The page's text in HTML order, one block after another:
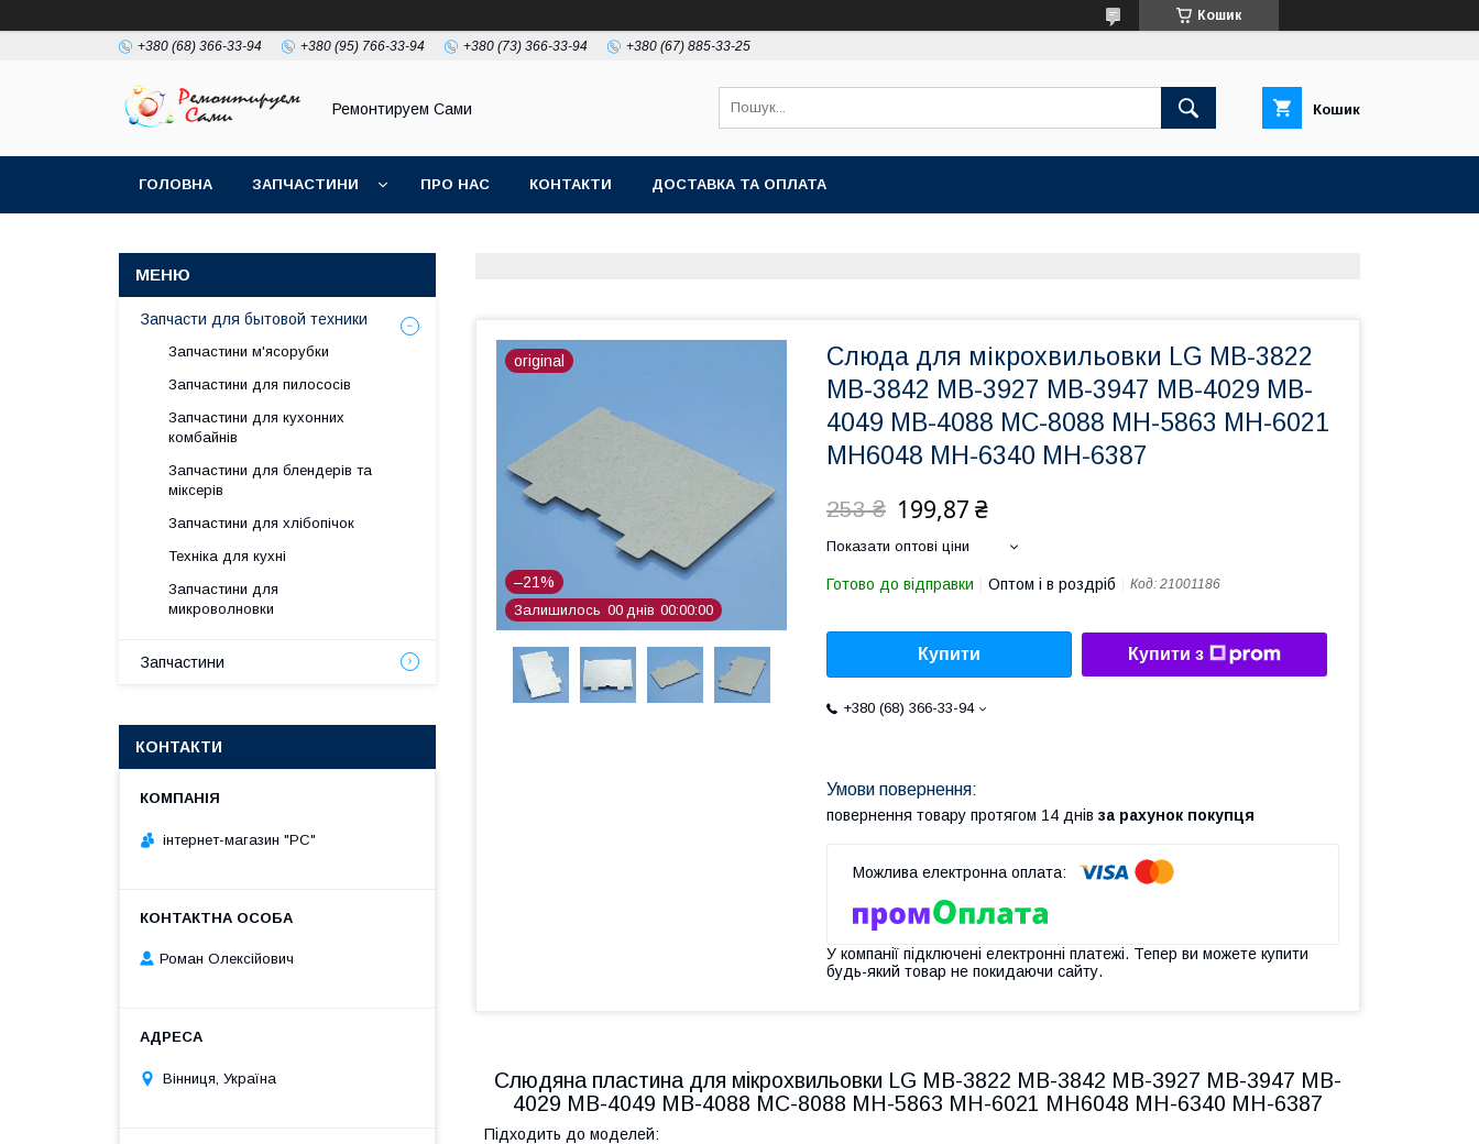
Кошик
+380 (68) 366-33-94 +380 (95) 766-33-94 +380 (73) 366-33-94 +380 (67) 885-33-25
Ремонтируем Сами Кошик
ГОЛОВНА ЗАПЧАСТИНИ ПРО НАС КОНТАКТИ ДОСТАВКА ТА ОПЛАТА
original
–21%
Залишилось 00 днів 00 00 00
Слюда для мікрохвильовки LG MB-3822
MB-3842 MB-3927 MB-3947 MB-4029 MB-
4049 MB-4088 MC-8088 MH-5863 MH-6021
MH6048 MH-6340 MH-6387
253 ₴ 199,87 ₴
Показати оптові ціни
Готово до відправки Оптом і в роздріб Код: 21001186
Купити Купити з
+380 (68) 366-33-94
повернення товару протягом 14 днів за рахунок покупця
У компанії підключені електронні платежі. Тепер ви можете купити
будь-який товар не покидаючи сайту.
Слюдяна пластина для мікрохвильовки LG MB-3822 MB-3842 MB-3927 MB-3947 MB-
4029 MB-4049 MB-4088 MC-8088 MH-5863 MH-6021 MH6048 MH-6340 MH-6387
Підходить до моделей:
Запчасти для бытовой техники
Запчастини м'ясорубки
Запчастини для пилососів
Запчастини для кухонних
комбайнів
Запчастини для блендерів та
міксерів
Запчастини для хлібопічок
Техніка для кухні
Запчастини для
микроволновки
Запчастини
КОНТАКТИ
інтернет-магазин "РС"
Роман Олексійович
Вінниця, Україна